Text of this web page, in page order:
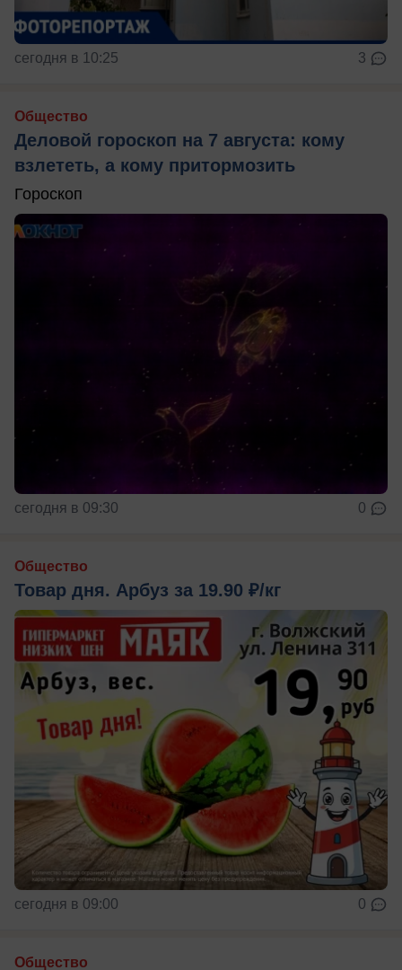
сегодня в 10:25 3
Общество
Деловой гороскоп на 7 августа: кому
взлететь, а кому притормозить
Гороскоп
сегодня в 09:30 0
Общество
Товар дня. Арбуз за 19.90 ₽/кг
сегодня в 09:00 0
Общество